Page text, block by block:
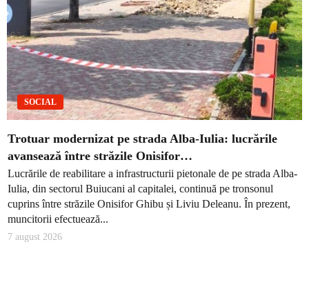
SOCIAL
Trotuar modernizat pe strada Alba-Iulia: lucrările
avansează între străzile Onisifor…
Lucrările de reabilitare a infrastructurii pietonale de pe strada Alba-
Iulia, din sectorul Buiucani al capitalei, continuă pe tronsonul
cuprins între străzile Onisifor Ghibu și Liviu Deleanu. În prezent,
muncitorii efectuează...
7 august 2026